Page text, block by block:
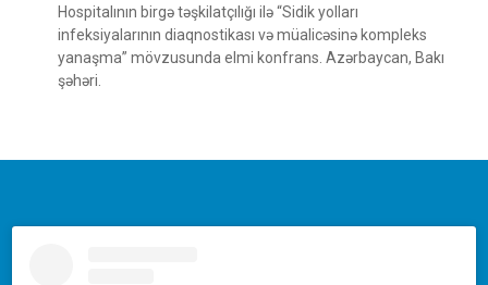
Hospitalının birgə təşkilatçılığı ilə “Sidik yolları
infeksiyalarının diaqnostikası və müalicəsinə kompleks
yanaşma” mövzusunda elmi konfrans. Azərbaycan, Bakı
şəhəri.